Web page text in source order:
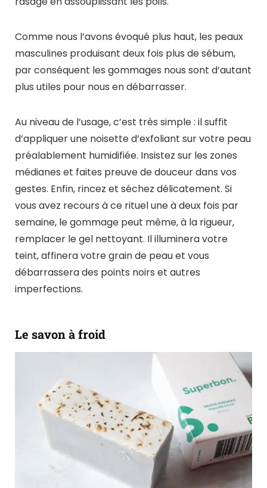
Comme nous l’avons évoqué plus haut, les peaux
masculines produisant deux fois plus de sébum,
par conséquent les gommages nous sont d’autant
plus utiles pour nous en débarrasser.
Au niveau de l’usage, c’est très simple : il suffit
d’appliquer une noisette d’exfoliant sur votre peau
préalablement humidifiée. Insistez sur les zones
médianes et faites preuve de douceur dans vos
gestes. Enfin, rincez et séchez délicatement. Si
vous avez recours à ce rituel une à deux fois par
semaine, le gommage peut même, à la rigueur,
remplacer le gel nettoyant. Il illuminera votre
teint, affinera votre grain de peau et vous
débarrassera des points noirs et autres
imperfections.
Le savon à froid